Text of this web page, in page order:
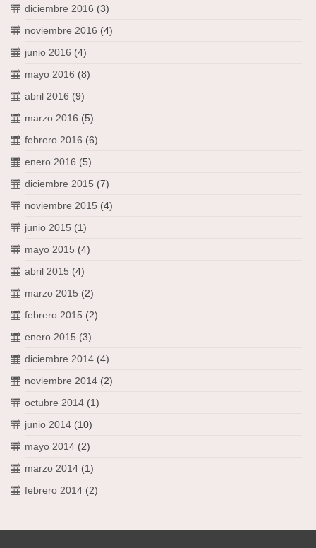
diciembre 2016 (3)
noviembre 2016 (4)
junio 2016 (4)
mayo 2016 (8)
abril 2016 (9)
marzo 2016 (5)
febrero 2016 (6)
enero 2016 (5)
diciembre 2015 (7)
noviembre 2015 (4)
junio 2015 (1)
mayo 2015 (4)
abril 2015 (4)
marzo 2015 (2)
febrero 2015 (2)
enero 2015 (3)
diciembre 2014 (4)
noviembre 2014 (2)
octubre 2014 (1)
junio 2014 (10)
mayo 2014 (2)
marzo 2014 (1)
febrero 2014 (2)